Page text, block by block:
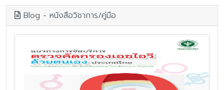
Blog - หนังสือวิชาการ/คู่มือ